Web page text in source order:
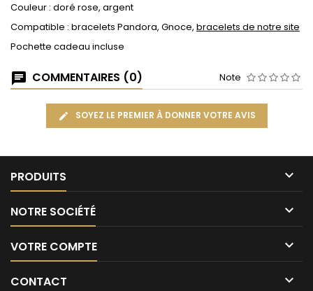
Couleur : doré rose, argent
Compatible : bracelets Pandora, Gnoce, bracelets de notre site
Pochette cadeau incluse
COMMENTAIRES (0) Note
SOYEZ LE PREMIER À DONNER VOTRE AVIS
PRODUITS 
NOTRE SOCIÉTÉ 
VOTRE COMPTE 
CONTACT 